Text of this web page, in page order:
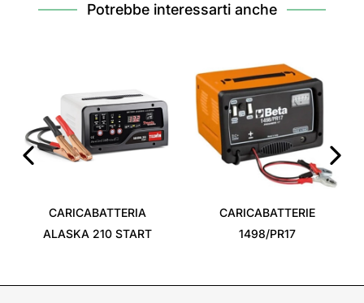
Potrebbe interessarti anche
CARICABATTERIA
ALASKA 210 START
CARICABATTERIE
1498/PR17
›